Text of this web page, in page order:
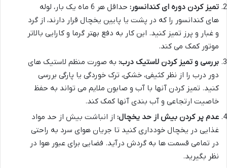
تمیز کردن دوره ای کندانسور:
حداقل هر 6 ماه یک بار، لوله
های کندانسور را که در پشت یا پایین یخچال قرار دارند، از گرد
و غبار و پرز تمیز کنید. این کار به دفع بهتر گرما و کارایی بالاتر
موتور کمک می کند.
بررسی و تمیز کردن لاستیک درب: به صورت منظم لاستیک های
دور درب را از نظر کثیفی، خشکی، ترک خوردگی یا پارگی بررسی
کنید. تمیز کردن آنها با آب و صابون ملایم می تواند به حفظ
خاصیت ارتجاعی و آب بندی آنها کمک کند.
عدم پر کردن بیش از حد یخچال: از انباشت بیش از حد مواد
غذایی در یخچال خودداری کنید تا جریان هوای سرد به راحتی
در تمامی قسمت ها به گردش درآید. فضایی برای عبور هوا در
نظر بگیرید.